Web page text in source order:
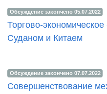
Обсуждение закончено 05.07.2022
Торгово-экономическое
Суданом и Китаем
Обсуждение закончено 07.07.2022
Совершенствование